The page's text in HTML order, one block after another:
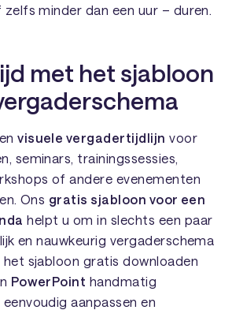
minder dan een uur – duren.
met het sjabloon
visuele vergadertijdlijn voor
seminars, trainingssessies,
of andere evenementen
Ons gratis sjabloon voor een
helpt u om in slechts een paar
en nauwkeurig vergaderschema
het sjabloon gratis downloaden
PowerPoint handmatig
aanpassen en